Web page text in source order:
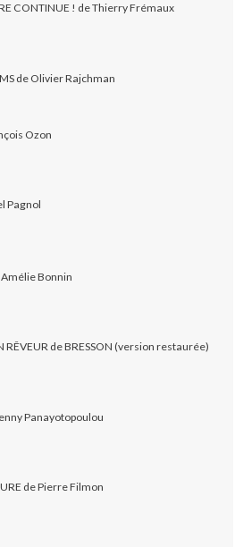
CONTINUE ! de Thierry Frémaux
de Olivier Rajchman
Ozon
Pagnol
Amélie Bonnin
RÊVEUR de BRESSON (version restaurée)
Panayotopoulou
de Pierre Filmon